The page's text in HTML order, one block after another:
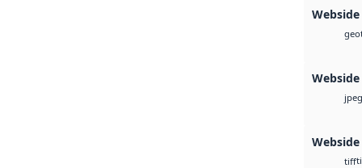
Webside
Webside
jpeg
Webside
tiff